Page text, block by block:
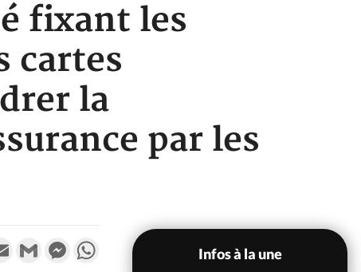
fixant les
cartes
la
par les
Email Gmail MessengerWhatsApp
Infos à la une